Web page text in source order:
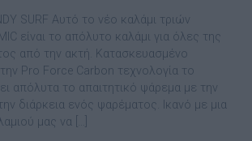
SURF Αυτό το νέο καλάµι τριών
είναι το απόλυτο καλάµι για όλες της
από την ακτή. Κατασκευασµένο
Pro Force Carbon τεχνολογία το
απόλυτα το απαιτητικό ψάρεµα µε την
διάρκεια ενός ψαρέµατος. Ικανό µε µια
µας να […]